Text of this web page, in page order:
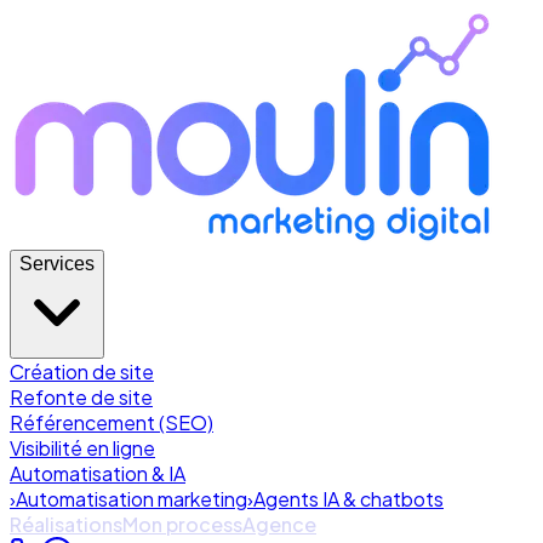
Services
Création de site
Refonte de site
Référencement (SEO)
Visibilité en ligne
Automatisation & IA
›Automatisation marketing›Agents IA & chatbots
RéalisationsMon processAgence